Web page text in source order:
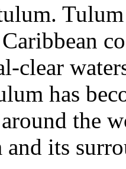
clear
has
the
and its